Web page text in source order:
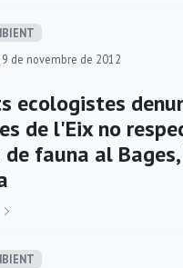
de novembre de 2012
ecologistes
de l'Eix no
de fauna al